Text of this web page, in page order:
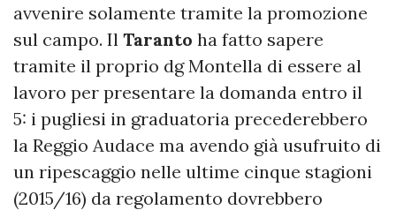
avvenire solamente tramite la promozione
sul campo. Il Taranto ha fatto sapere
tramite il proprio dg Montella di essere al
lavoro per presentare la domanda entro il
5: i pugliesi in graduatoria precederebbero
la Reggio Audace ma avendo già usufruito di
un ripescaggio nelle ultime cinque stagioni
(2015/16) da regolamento dovrebbero